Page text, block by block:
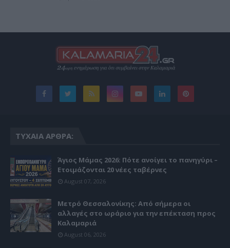
ΤΥΧΑΊΑ ΆΡΘΡΑ:
Άγιος Μάμας 2026: Πότε ανοίγει το πανηγύρι –
Ετοιμάζονται 20 νέες ταβέρνες
August 07, 2026
Μετρό Θεσσαλονίκης: Από σήμερα οι
αλλαγές στο ωράριο για την επέκταση προς
Καλαμαριά
August 06, 2026